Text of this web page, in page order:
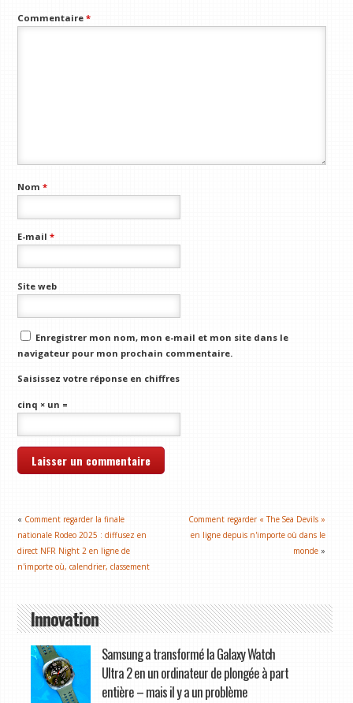
Commentaire*
Nom*
E-mail*
Site web
Enregistrer mon nom, mon e-mail et mon site dans le
navigateur pour mon prochain commentaire.
Saisissez votre réponse en chiffres
cinq × un =
« Comment regarder la finale
nationale Rodeo 2025 : diffusez en
direct NFR Night 2 en ligne de
n'importe où, calendrier, classement
Comment regarder « The Sea Devils »
en ligne depuis n'importe où dans le
monde »
Innovation
Samsung a transformé la Galaxy Watch
Ultra 2 en un ordinateur de plongée à part
entière – mais il y a un problème